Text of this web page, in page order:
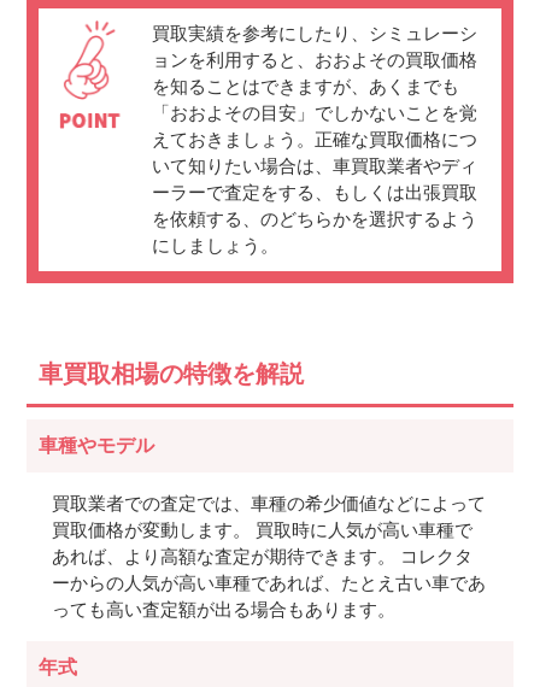
買取実績を参考にしたり、シミュレーシ
ョンを利用すると、おおよその買取価格
を知ることはできますが、あくまでも
「おおよその目安」でしかないことを覚
えておきましょう。正確な買取価格につ
いて知りたい場合は、車買取業者やディ
ーラーで査定をする、もしくは出張買取
を依頼する、のどちらかを選択するよう
にしましょう。
車買取相場の特徴を解説
車種やモデル
買取業者での査定では、車種の希少価値などによって
買取価格が変動します。 買取時に人気が高い車種で
あれば、より高額な査定が期待できます。 コレクタ
ーからの人気が高い車種であれば、たとえ古い車であ
っても高い査定額が出る場合もあります。
年式